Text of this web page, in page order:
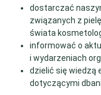
dostarczać
związanych z
świata
informować o
i wydarzeniach
dzielić się wiedzą
dotyczącymi